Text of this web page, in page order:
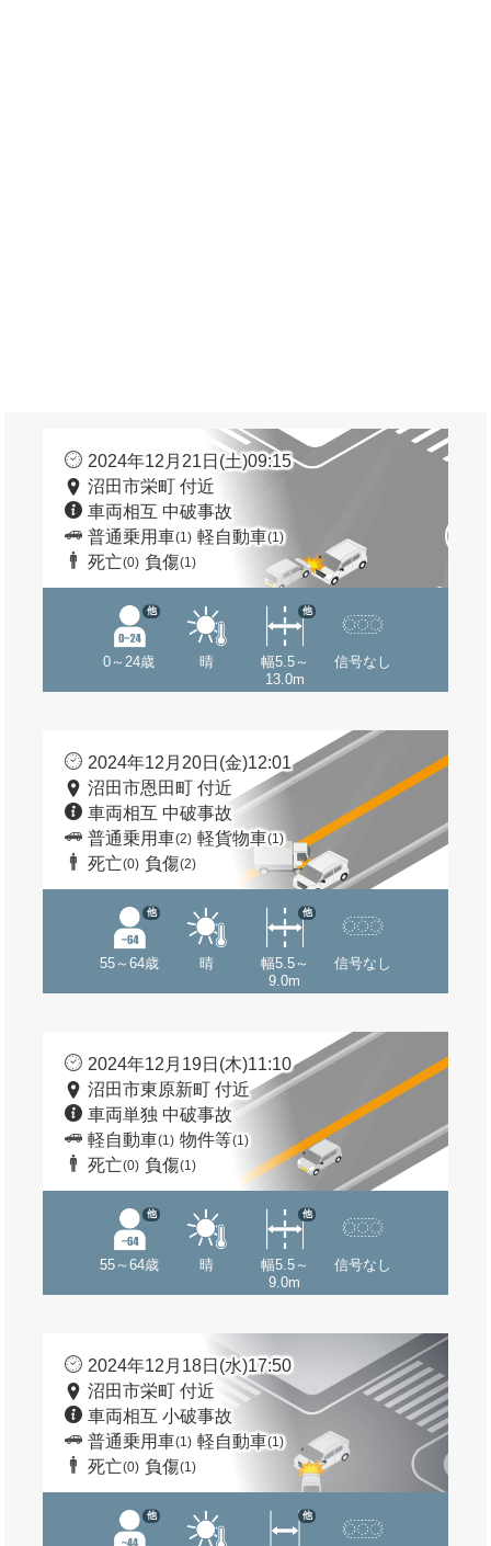
2024年12月21日(土)09:15
沼田市栄町 付近
車両相互 中破事故
普通乗用車(1) 軽自動車(1)
死亡(0) 負傷(1)
0～24歳
他
晴
幅5.5～
13.0m
他
信号なし
2024年12月20日(金)12:01
沼田市恩田町 付近
車両相互 中破事故
普通乗用車(2) 軽貨物車(1)
死亡(0) 負傷(2)
55～64歳
他
晴
幅5.5～
9.0m
他
信号なし
2024年12月19日(木)11:10
沼田市東原新町 付近
車両単独 中破事故
軽自動車(1) 物件等(1)
死亡(0) 負傷(1)
55～64歳
他
晴
幅5.5～
9.0m
他
信号なし
2024年12月18日(水)17:50
沼田市栄町 付近
車両相互 小破事故
普通乗用車(1) 軽自動車(1)
死亡(0) 負傷(1)
他 他